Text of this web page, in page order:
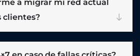
a migrar mi red actual
clientes?